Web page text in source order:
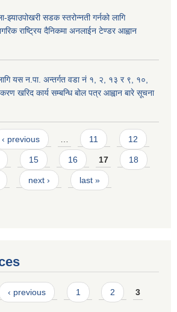
झ्याउपोखरी सडक स्तरोन्नती गर्नको लागि
राष्ट्रिय दैनिकमा अनलाईन टेण्डर आह्वान
यस न.पा. अन्तर्गत वडा नं १, २, १३ र ९, १०,
खरिद कार्य सम्बन्धि बोल पत्र आह्वान बारे सूचना
‹ previous 11 12
15 16 17 18
next › last »
‹ previous 1 2 3